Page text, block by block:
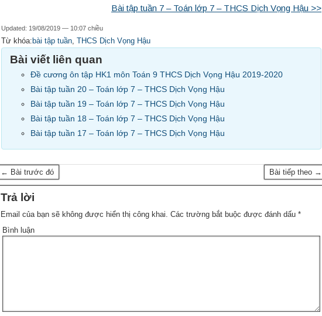
Bài tập tuần 7 – Toán lớp 7 – THCS Dịch Vọng Hậu >>
Updated: 19/08/2019 — 10:07 chiều
Từ khóa: bài tập tuần,THCS Dịch Vọng Hậu
Bài viết liên quan
Đề cương ôn tập HK1 môn Toán 9 THCS Dịch Vọng Hậu 2019-2020
Bài tập tuần 20 – Toán lớp 7 – THCS Dịch Vọng Hậu
Bài tập tuần 19 – Toán lớp 7 – THCS Dịch Vọng Hậu
Bài tập tuần 18 – Toán lớp 7 – THCS Dịch Vọng Hậu
Bài tập tuần 17 – Toán lớp 7 – THCS Dịch Vọng Hậu
← Bài trước đó Bài tiếp theo →
Trả lời
Email của bạn sẽ không được hiển thị công khai. Các trường bắt buộc được đánh dấu*
Bình luận